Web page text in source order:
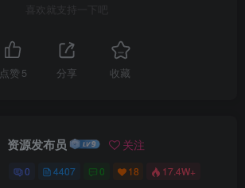
喜欢就支持一下吧
点赞 5 分享 收藏
资源发布员 关注
0 4407 0 18 17.4W+